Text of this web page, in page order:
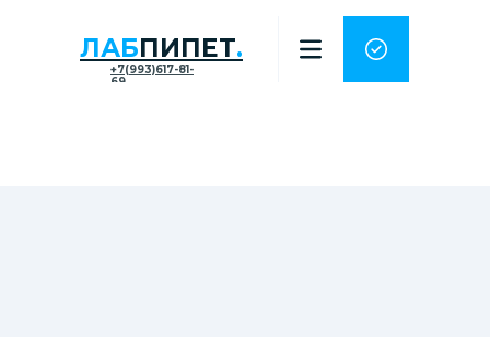
ЛАБПИПЕТ.
+7(993)617-81-
69